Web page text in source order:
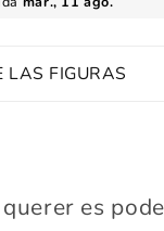
LAS FIGURAS
es